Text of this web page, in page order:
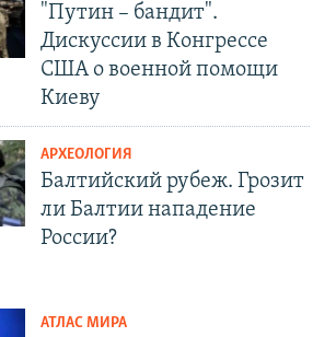
"Путин – бандит".
Дискуссии в Конгрессе
США о военной помощи
Киеву
АРХЕОЛОГИЯ
Балтийский рубеж. Грозит
ли Балтии нападение
России?
АТЛАС МИРА